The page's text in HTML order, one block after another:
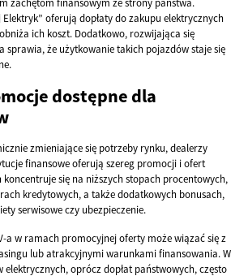
oferują dopłaty do zakupu elektrycznych
ich koszt. Dodatkowo, rozwijająca się
sprawia, że użytkowanie takich pojazdów staje się
dostępne dla
zmieniające się potrzeby rynku, dealerzy
finansowe oferują szereg promocji i ofert
koncentruje się na niższych stopach procentowych,
kredytowych, a także dodatkowych bonusach,
serwisowe czy ubezpieczenie.
a w ramach promocyjnej oferty może wiązać się z
lub atrakcyjnymi warunkami finansowania. W
oprócz dopłat państwowych, często